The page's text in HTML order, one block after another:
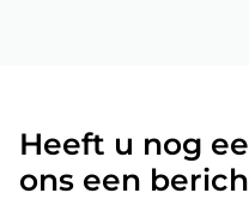
Heeft u nog
ons een